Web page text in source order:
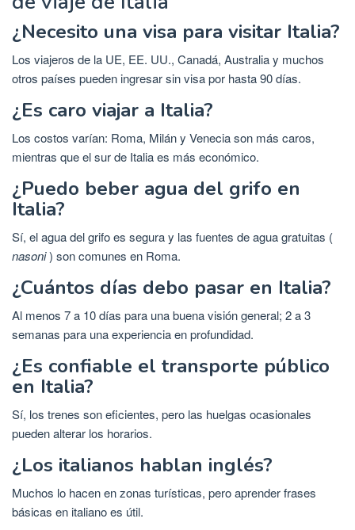
¿Necesito una visa para visitar Italia?
Los viajeros de la UE, EE. UU., Canadá, Australia y muchos
otros países pueden ingresar sin visa por hasta 90 días.
¿Es caro viajar a Italia?
Los costos varían: Roma, Milán y Venecia son más caros,
mientras que el sur de Italia es más económico.
¿Puedo beber agua del grifo en
Italia?
Sí, el agua del grifo es segura y las fuentes de agua gratuitas (
nasoni) son comunes en Roma.
¿Cuántos días debo pasar en Italia?
Al menos 7 a 10 días para una buena visión general; 2 a 3
semanas para una experiencia en profundidad.
¿Es confiable el transporte público
en Italia?
Sí, los trenes son eficientes, pero las huelgas ocasionales
pueden alterar los horarios.
¿Los italianos hablan inglés?
Muchos lo hacen en zonas turísticas, pero aprender frases
básicas en italiano es útil.